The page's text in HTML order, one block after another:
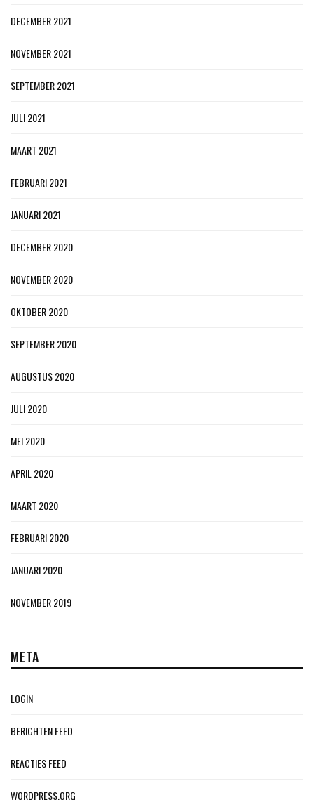
DECEMBER 2021
NOVEMBER 2021
SEPTEMBER 2021
JULI 2021
MAART 2021
FEBRUARI 2021
JANUARI 2021
DECEMBER 2020
NOVEMBER 2020
OKTOBER 2020
SEPTEMBER 2020
AUGUSTUS 2020
JULI 2020
MEI 2020
APRIL 2020
MAART 2020
FEBRUARI 2020
JANUARI 2020
NOVEMBER 2019
META
LOGIN
BERICHTEN FEED
REACTIES FEED
WORDPRESS.ORG